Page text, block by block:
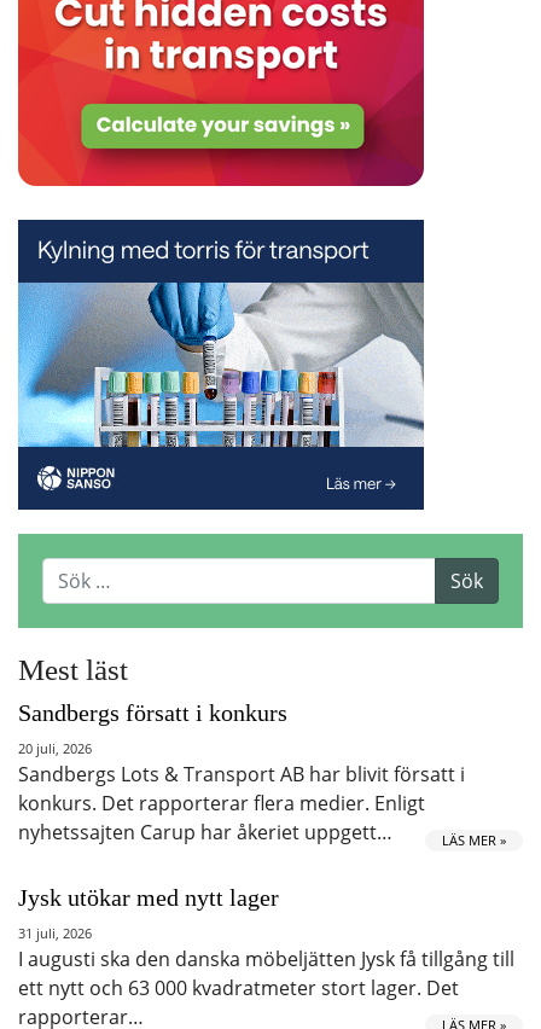
Mest läst
Sandbergs försatt i konkurs
20 juli, 2026
Sandbergs Lots & Transport AB har blivit försatt i
konkurs. Det rapporterar flera medier. Enligt
nyhetssajten Carup har åkeriet uppgett…
LÄS MER »
Jysk utökar med nytt lager
31 juli, 2026
I augusti ska den danska möbeljätten Jysk få tillgång till
ett nytt och 63 000 kvadratmeter stort lager. Det
rapporterar…
LÄS MER »